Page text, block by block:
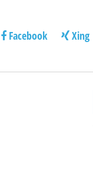
Facebook Xing